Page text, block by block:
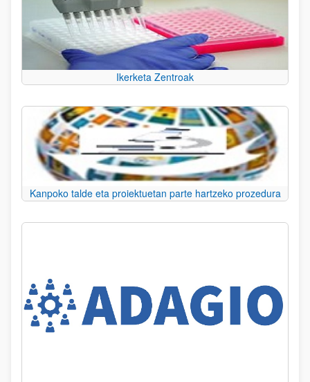
Ikerketa Zentroak
Kanpoko talde eta proiektuetan parte hartzeko prozedura